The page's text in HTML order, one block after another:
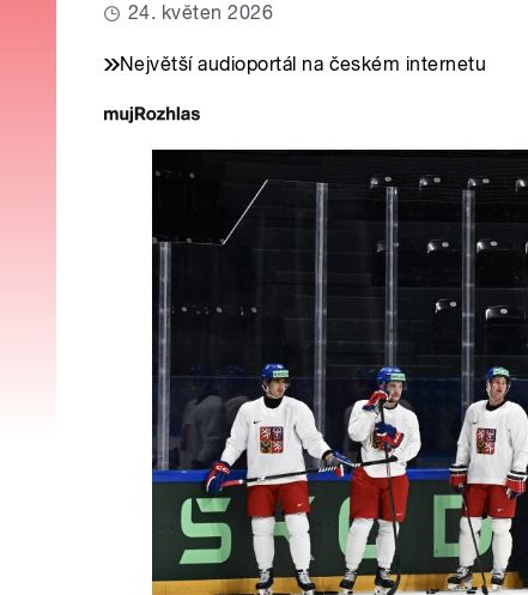
24. květen 2026
Největší audioportál na českém internetu